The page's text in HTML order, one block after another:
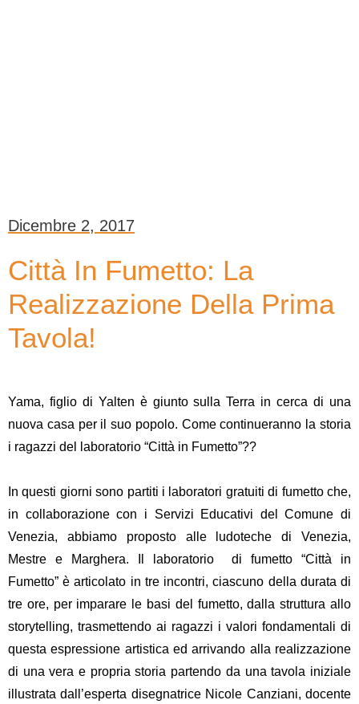
Dicembre 2, 2017
Città In Fumetto: La
Realizzazione Della Prima
Tavola!
Yama, figlio di Yalten è giunto sulla Terra in cerca di una
nuova casa per il suo popolo. Come continueranno la storia
i ragazzi del laboratorio “Città in Fumetto”??
In questi giorni sono partiti i laboratori gratuiti di fumetto che,
in collaborazione con i Servizi Educativi del Comune di
Venezia, abbiamo proposto alleludoteche di Venezia,
Mestre e Marghera. Il laboratorio di fumetto “Città in
Fumetto” è articolato in tre incontri, ciascuno della durata di
tre ore, per imparare le basi del fumetto, dalla struttura allo
storytelling, trasmettendo ai ragazzi i valori fondamentali di
questa espressione artistica ed arrivando alla realizzazione
di una vera e propria storia partendo da una tavola iniziale
illustrata dall’esperta disegnatrice Nicole Canziani, docente